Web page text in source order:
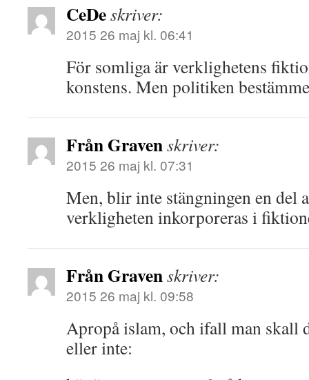
CeDeskriver:
2015 26 maj kl. 06:41
För somliga är verklighetens
konstens. Men politiken
Från Gravenskriver:
2015 26 maj kl. 07:31
Men, blir inte stängningen en del
verkligheten inkorporeras i
Från Gravenskriver:
2015 26 maj kl. 09:58
Apropå islam, och ifall man skall
eller inte: